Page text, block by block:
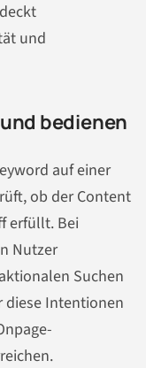
und
bedienen
auf einer
ob der Content
erfüllt. Bei
Nutzer
Suchen
diese Intentionen